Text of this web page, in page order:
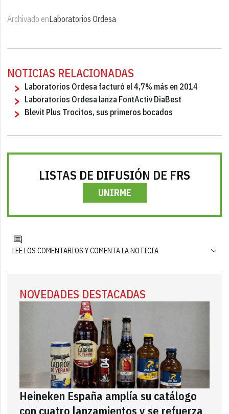
Archivado enLaboratorios Ordesa
NOTICIAS RELACIONADAS
Laboratorios Ordesa facturó el 4,7% más en 2014
Laboratorios Ordesa lanza FontActiv DiaBest
Blevit Plus Trocitos, sus primeros bocados
LISTAS DE DIFUSIÓN DE FRS
UNIRME
LEE LOS COMENTARIOS Y COMENTA LA NOTICIA
NOVEDADES DESTACADAS
Heineken España amplía su catálogo
con cuatro lanzamientos y se refuerza